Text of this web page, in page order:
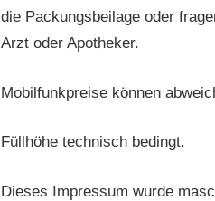
die Packungsbeilage oder
Arzt oder Apotheker.
Mobilfunkpreise können
Füllhöhe technisch bedingt.
Dieses Impressum wurde